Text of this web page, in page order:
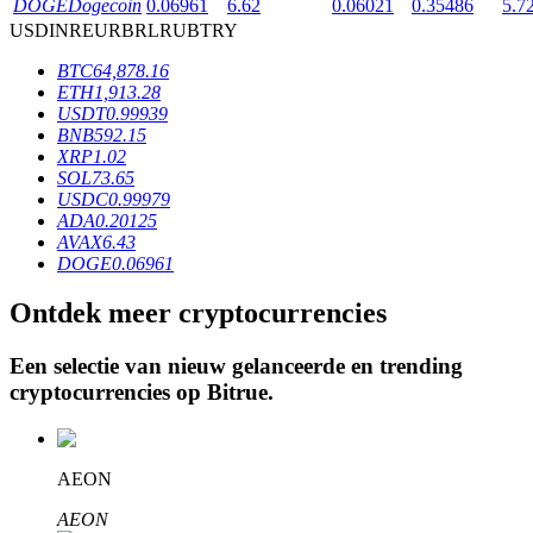
BTR-vergrendelingen
Exclusieve beleggingen voor BTR-houders
Leningen
Door crypto ondersteunde leenservice
DOGEDogecoin 0.06961 6.62 0.06021 0.35486
USDINREURBRLRUBTRY
BTC64,878.16
ETH1,913.28
USDT0.99939
BNB592.15
XRP1.02
SOL73.65
USDC0.99979
ADA0.20125
AVAX6.43
DOGE0.06961
Ontdek meer cryptocurrencies
Een selectie van nieuw gelanceerde en trending
cryptocurrencies op Bitrue.
AEON
AEON